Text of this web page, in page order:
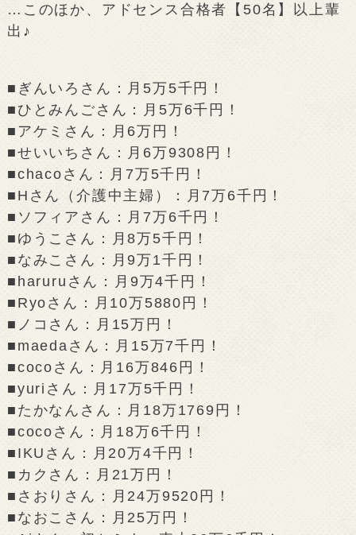
…このほか、アドセンス合格者【50名】以上輩
出♪
■ぎんいろさん：月5万5千円！
■ひとみんごさん：月5万6千円！
■アケミさん：月6万円！
■せいいちさん：月6万9308円！
■chacoさん：月7万5千円！
■Hさん（介護中主婦）：月7万6千円！
■ソフィアさん：月7万6千円！
■ゆうこさん：月8万5千円！
■なみこさん：月9万1千円！
■haruruさん：月9万4千円！
■Ryoさん：月10万5880円！
■ノコさん：月15万円！
■maedaさん：月15万7千円！
■cocoさん：月16万846円！
■yuriさん：月17万5千円！
■たかなんさん：月18万1769円！
■cocoさん：月18万6千円！
■IKUさん：月20万4千円！
■カクさん：月21万円！
■さおりさん：月24万9520円！
■なおこさん：月25万円！